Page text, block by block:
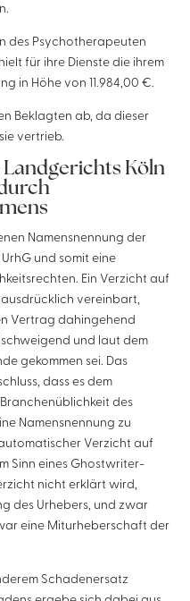
des Psychotherapeuten
für ihre Dienste die ihrem
in Höhe von 11.984,00 €.
Beklagten ab, da dieser
vertrieb.
Landgerichts Köln
Namensnennung der
und somit eine
Ein Verzicht auf
vereinbart,
Vertrag dahingehend
und laut dem
gekommen sei. Das
dass es dem
des
Namensnennung zu
Verzicht auf
Sinn eines Ghostwriter-
nicht erklärt wird,
des Urhebers, und zwar
eine Miturheberschaft der
Schadenersatz